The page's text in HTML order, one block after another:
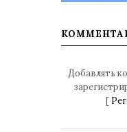
Добавлять
[